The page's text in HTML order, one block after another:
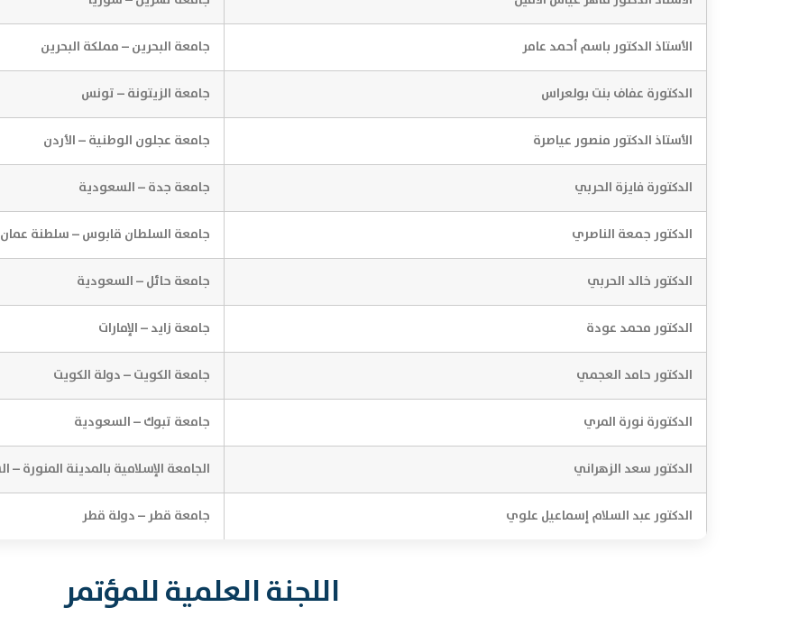
الأستاذ الدكتور باسم أحمد عامر جامعة البحرين – مملكة البحرين
الدكتورة عفاف بنت بولعراس جامعة الزيتونة – تونس
الأستاذ الدكتور منصور عياصرة جامعة عجلون الوطنية – الأردن
الدكتورة فايزة الحربي جامعة جدة – السعودية
الدكتور جمعة الناصري جامعة السلطان قابوس – سلطنة عمان
الدكتور خالد الحربي جامعة حائل – السعودية
الدكتور محمد عودة جامعة زايد – الإمارات
الدكتور حامد العجمي جامعة الكويت – دولة الكويت
الدكتورة نورة المري جامعة تبوك – السعودية
الدكتور سعد الزهراني الجامعة الإسلامية بالمدينة المنورة
الدكتور عبد السلام إسماعيل علوي جامعة قطر – دولة قطر
اللجنة العلمية للمؤتمر